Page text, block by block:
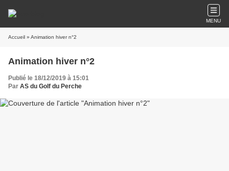
MENU
Accueil » Animation hiver n°2
Animation hiver n°2
Publié le 18/12/2019 à 15:01
Par AS du Golf du Perche